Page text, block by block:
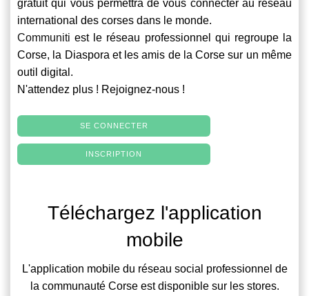
gratuit qui vous permettra de vous connecter au réseau
international des corses dans le monde.
Communiti est le réseau professionnel qui regroupe la
Corse, la Diaspora et les amis de la Corse sur un même
outil digital.
N'attendez plus ! Rejoignez-nous !
SE CONNECTER
INSCRIPTION
Téléchargez l'application
mobile
L'application mobile du réseau social professionnel de
la communauté Corse est disponible sur les stores.